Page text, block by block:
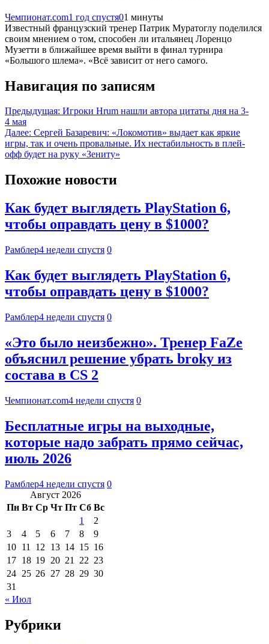
Чемпионат.com1 год спустя01 минуты
Известный французский тренер Патрик Муратоглу поделился
своим мнением о том, способен ли итальянец Лоренцо
Музетти в ближайшее время выйти в финал турнира
«Большого шлема». «Всё зависит от него самого.
Навигация по записям
Предыдущая: Игроки Hrum нашли автора цитаты дня на 3-
4 мая
Далее: Сергей Базаревич: «Локомотив» выдает как яркие
игры, так и очень провальные. Их нестабильность в плей-
офф будет на руку «Зениту»
Похожие новости
Как будет выглядеть PlayStation 6,
чтобы оправдать цену в $1000?
Рамблер4 недели спустя 0
Как будет выглядеть PlayStation 6,
чтобы оправдать цену в $1000?
Рамблер4 недели спустя 0
«Это было неизбежно». Тренер FaZe
объяснил решение убрать broky из
состава в CS 2
Чемпионат.com4 недели спустя 0
Бесплатные игры на выходные,
которые надо забрать прямо сейчас,
июль 2026
Рамблер4 недели спустя 0
Август 2026
Пн Вт Ср Чт Пт Сб Вс
1
2
3
4 5 6 7 8
9
10 11 12 13 14 15 16
17 18 19 20 21 22 23
24 25 26 27 28 29 30
31
« Июл
Рубрики